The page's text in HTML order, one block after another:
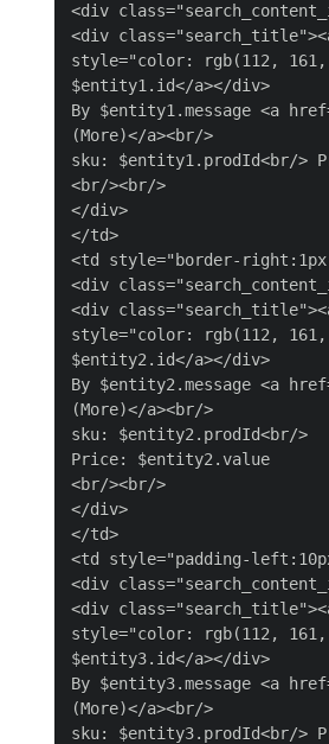
<div
<div
style="color: rgb(112,
$entity1.id</a></div>
By $entity1.message <a
(More)</a><br/>
sku: $entity1.prodId<br/>
<br/><br/>
</div>
</td>
<td style="border-right:1px
<div
<div
style="color: rgb(112,
$entity2.id</a></div>
By $entity2.message <a
(More)</a><br/>
sku: $entity2.prodId<br/>
Price: $entity2.value
<br/><br/>
</div>
</td>
<td style="padding-
<div
<div
style="color: rgb(112,
$entity3.id</a></div>
By $entity3.message <a
(More)</a><br/>
sku: $entity3.prodId<br/>